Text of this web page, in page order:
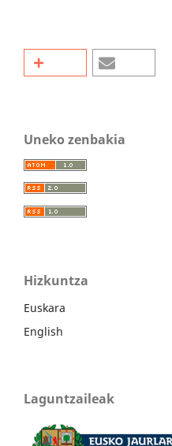
Uneko zenbakia
Hizkuntza
Euskara
English
Laguntzaileak